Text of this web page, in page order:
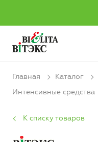
Главная Каталог
Интенсивные средства
К списку товаров